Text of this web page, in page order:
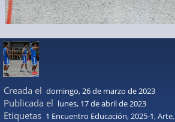
Creada el domingo, 26 de marzo de 2023
Publicada el lunes, 17 de abril de 2023
Etiquetas 1 Encuentro Educación,2025-1,Arte,